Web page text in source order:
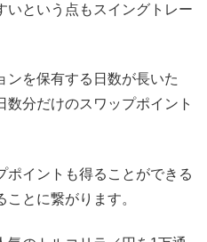
いという点もスイングトレー
ンを保有する日数が長いた
分だけのスワップポイント
ポイントも得ることができる
とに繋がります。